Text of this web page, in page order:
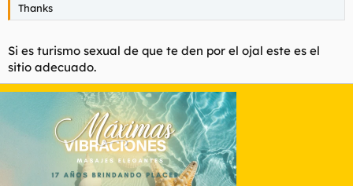
Thanks
Si es turismo sexual de que te den por el ojal este es el
sitio adecuado.